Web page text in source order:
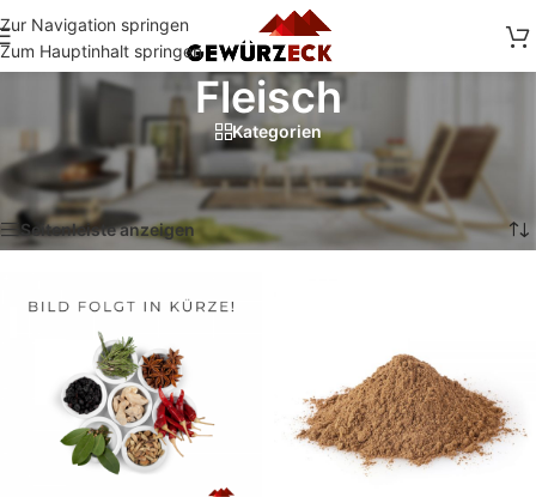
Zur Navigation springen
Zum Hauptinhalt springen
Fleisch
Kategorien
Start/Shop Mischungen
Fleisch
Ergebnisse 1 – 12 von 36 werden angezeigt
Seitenleiste anzeigen